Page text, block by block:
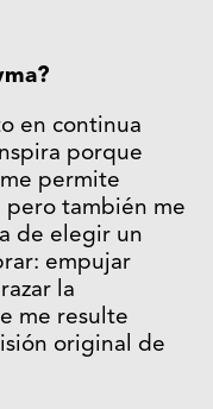
en continua
porque
permite
pero también me
de elegir un
empujar
la
me resulte
original de